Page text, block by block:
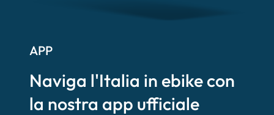
APP
Naviga l'Italia in ebike con
la nostra app ufficiale